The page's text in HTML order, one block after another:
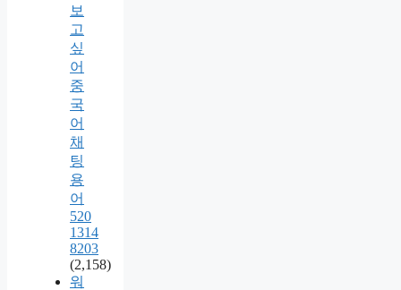
보
고
싶
어
중
국
어
채
팅
용
어
520
1314
8203
(2,158)
워